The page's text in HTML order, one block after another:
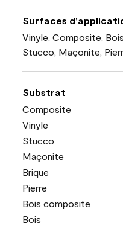
Surfaces
Vinyle, Composite,
Stucco, Maçonite,
Substrat
Composite
Vinyle
Stucco
Maçonite
Brique
Pierre
Bois composite
Bois